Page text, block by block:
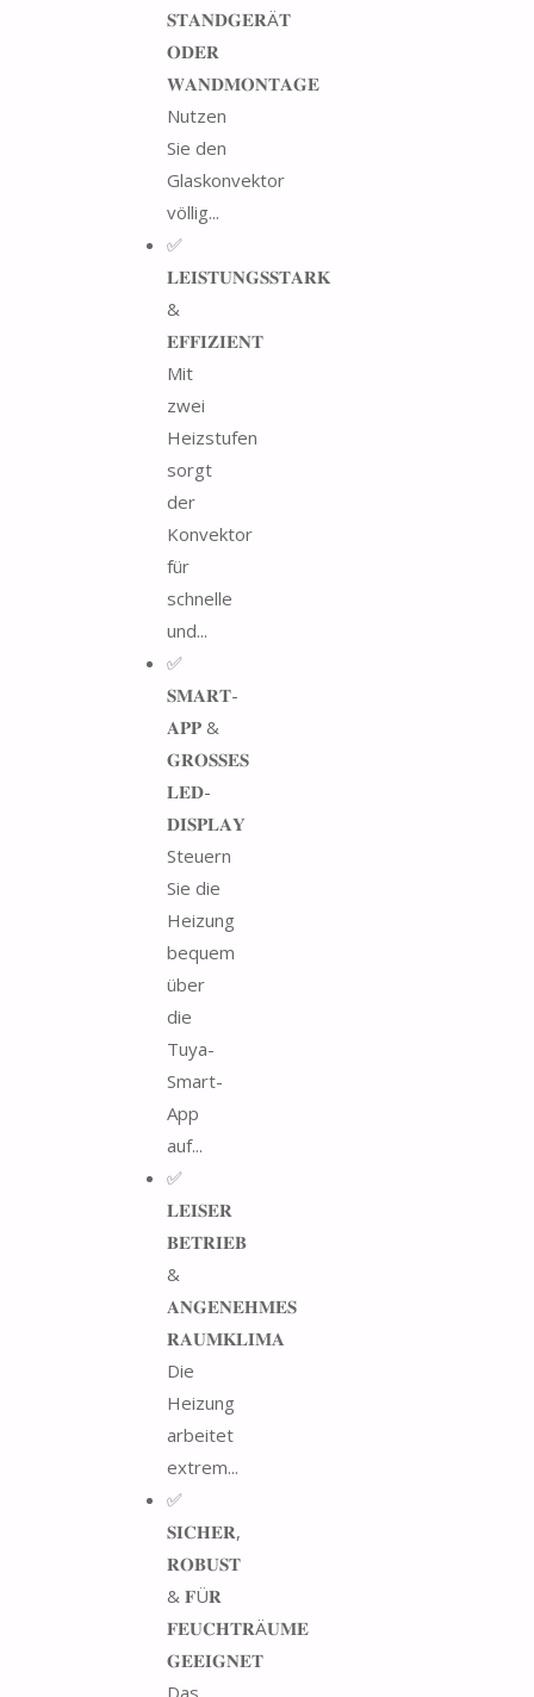
𝐒𝐓𝐀𝐍𝐃𝐆𝐄𝐑Ä𝐓
𝐎𝐃𝐄𝐑
𝐖𝐀𝐍𝐃𝐌𝐎𝐍𝐓𝐀𝐆𝐄
Nutzen
Sie den
Glaskonvektor
völlig...
✅
𝐋𝐄𝐈𝐒𝐓𝐔𝐍𝐆𝐒𝐒𝐓𝐀𝐑𝐊
&
𝐄𝐅𝐅𝐈𝐙𝐈𝐄𝐍𝐓
Mit
zwei
Heizstufen
sorgt
der
Konvektor
für
schnelle
und...
✅
𝐒𝐌𝐀𝐑𝐓-
𝐀𝐏𝐏 &
𝐆𝐑𝐎𝐒𝐒𝐄𝐒
𝐋𝐄𝐃-
𝐃𝐈𝐒𝐏𝐋𝐀𝐘
Steuern
Sie die
Heizung
bequem
über
die
Tuya-
Smart-
App
auf...
✅
𝐋𝐄𝐈𝐒𝐄𝐑
𝐁𝐄𝐓𝐑𝐈𝐄𝐁
&
𝐀𝐍𝐆𝐄𝐍𝐄𝐇𝐌𝐄𝐒
𝐑𝐀𝐔𝐌𝐊𝐋𝐈𝐌𝐀
Die
Heizung
arbeitet
extrem...
✅
𝐒𝐈𝐂𝐇𝐄𝐑,
𝐑𝐎𝐁𝐔𝐒𝐓
& 𝐅Ü𝐑
𝐅𝐄𝐔𝐂𝐇𝐓𝐑Ä𝐔𝐌𝐄
𝐆𝐄𝐄𝐈𝐆𝐍𝐄𝐓
Das